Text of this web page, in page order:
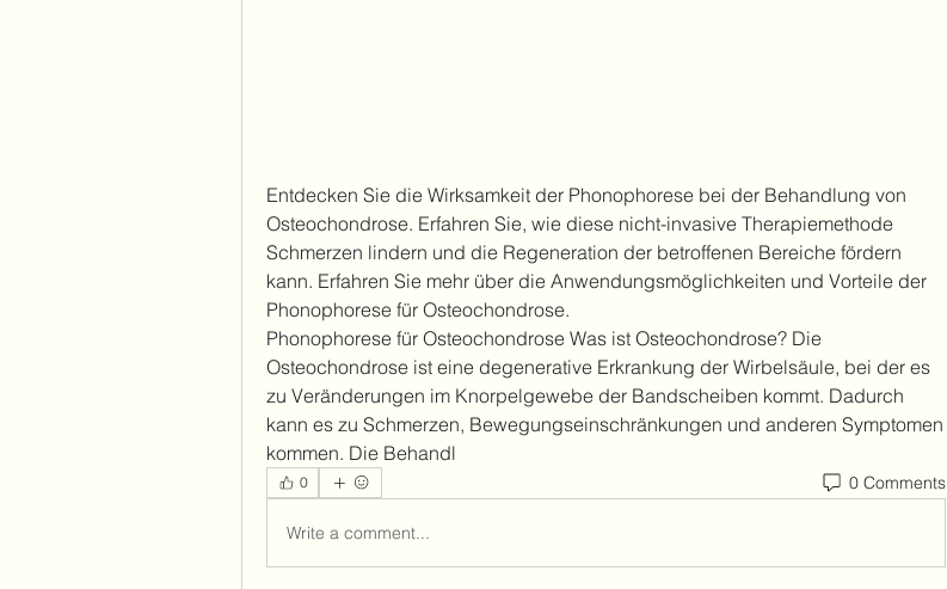
Entdecken Sie die Wirksamkeit der Phonophorese bei der Behandlung von
Osteochondrose. Erfahren Sie, wie diese nicht-invasive Therapiemethode
Schmerzen lindern und die Regeneration der betroffenen Bereiche fördern
kann. Erfahren Sie mehr über die Anwendungsmöglichkeiten und Vorteile der
Phonophorese für Osteochondrose.
Phonophorese für Osteochondrose Was ist Osteochondrose? Die
Osteochondrose ist eine degenerative Erkrankung der Wirbelsäule, bei der es
zu Veränderungen im Knorpelgewebe der Bandscheiben kommt. Dadurch
kann es zu Schmerzen, Bewegungseinschränkungen und anderen Symptomen
kommen. Die Behandl
0 0 Comments
Write a comment...